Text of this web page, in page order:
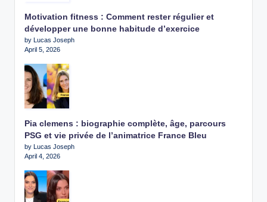
Motivation fitness : Comment rester régulier et
développer une bonne habitude d’exercice
by Lucas Joseph
April 5, 2026
Pia clemens : biographie complète, âge, parcours
PSG et vie privée de l’animatrice France Bleu
by Lucas Joseph
April 4, 2026